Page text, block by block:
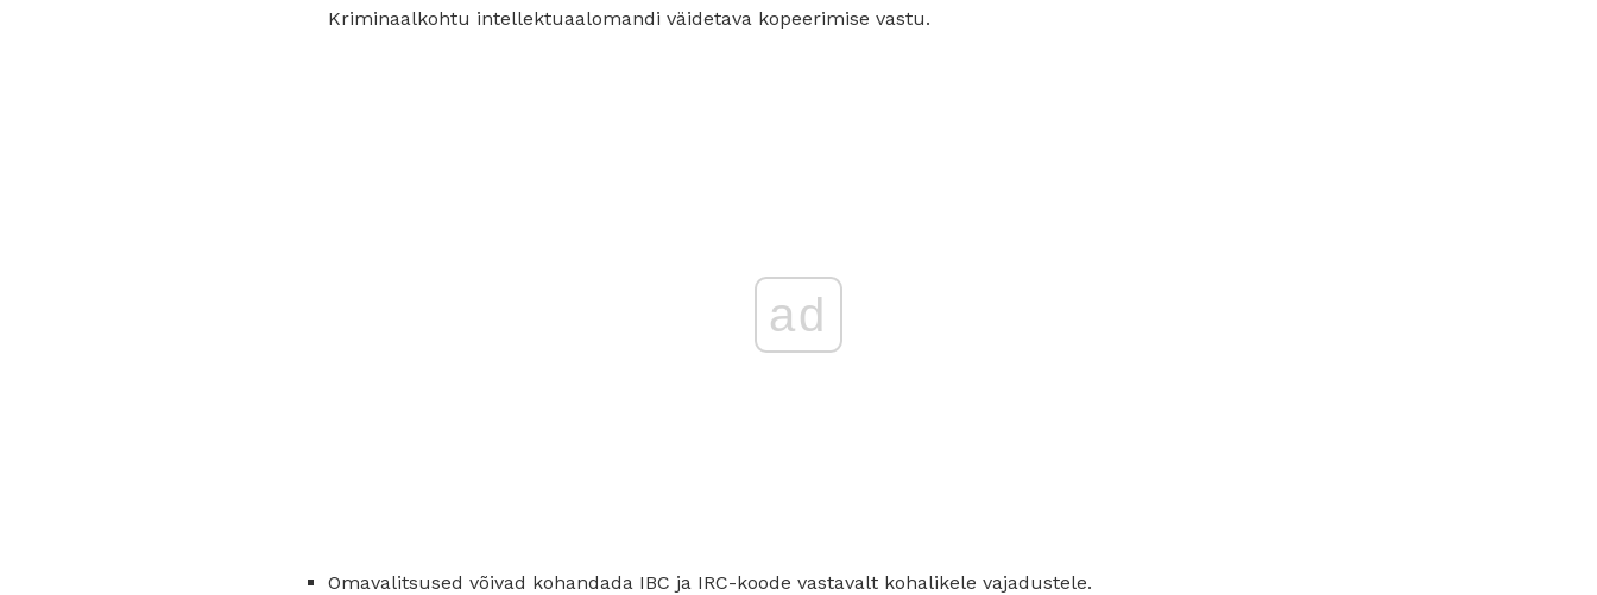
Kriminaalkohtu intellektuaalomandi väidetava kopeerimise vastu.
ad
Omavalitsused võivad kohandada IBC ja IRC-koode vastavalt kohalikele vajadustele.